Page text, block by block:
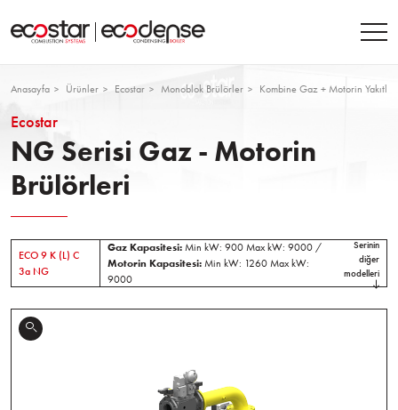
Anasayfa Ürünler Ecostar Monoblok Brülörler Kombine Gaz + Motorin Yakıtlı
Ecostar
NG Serisi Gaz - Motorin
Brülörleri
ECO 9 K (L) C
3a NG
Gaz Kapasitesi:Min kW: 900 Max kW: 9000 /
Motorin Kapasitesi:Min kW: 1260 Max kW:
9000
Serinin
diğer
modelleri